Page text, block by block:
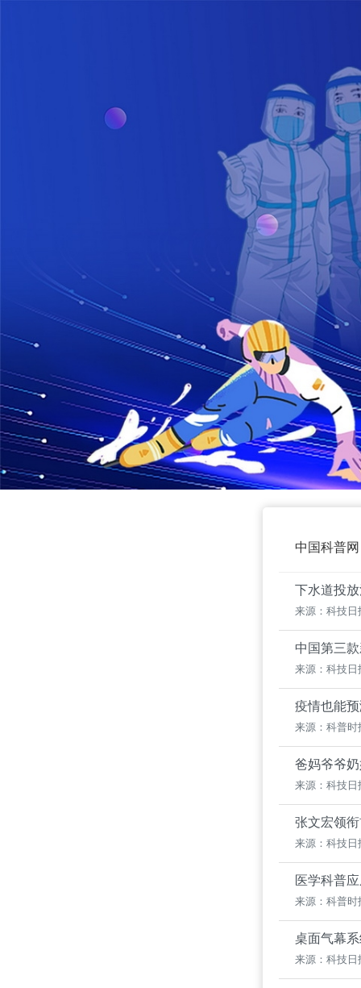
中国科普网
下水道投
来源：科技日
中国第三
来源：科技日
疫情也能
来源：科普时
爸妈爷爷
来源：科技日
张文宏领
来源：科技日
医学科普
来源：科普时
桌面气幕
来源：科技日